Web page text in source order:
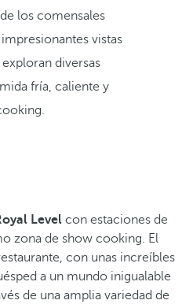
los comensales
vistas
diversas
fría, caliente y
Level con estaciones de
zona de show cooking. El
con unas increíbles
a un mundo inigualable
de una amplia variedad de